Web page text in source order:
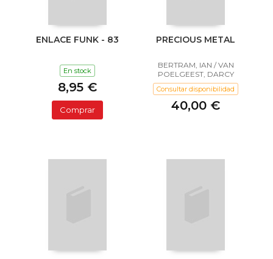
ENLACE FUNK - 83
En stock
8,95 €
Comprar
PRECIOUS METAL
BERTRAM, IAN / VAN
POELGEEST, DARCY
Consultar disponibilidad
40,00 €